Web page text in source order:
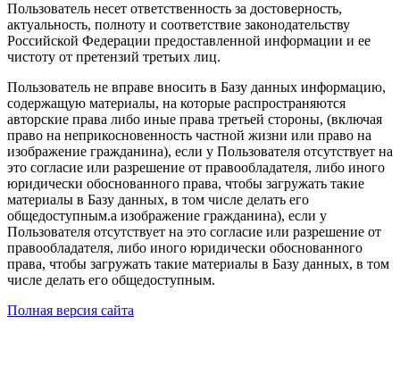
Пользователь несет ответственность за достоверность,
актуальность, полноту и соответствие законодательству
Российской Федерации предоставленной информации и ее
чистоту от претензий третьих лиц.
Пользователь не вправе вносить в Базу данных информацию,
содержащую материалы, на которые распространяются
авторские права либо иные права третьей стороны, (включая
право на неприкосновенность частной жизни или право на
изображение гражданина), если у Пользователя отсутствует на
это согласие или разрешение от правообладателя, либо иного
юридически обоснованного права, чтобы загружать такие
материалы в Базу данных, в том числе делать его
общедоступным.а изображение гражданина), если у
Пользователя отсутствует на это согласие или разрешение от
правообладателя, либо иного юридически обоснованного
права, чтобы загружать такие материалы в Базу данных, в том
числе делать его общедоступным.
Полная версия сайта